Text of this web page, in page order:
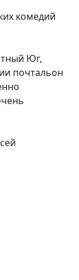
комедий
Юг,
почтальон